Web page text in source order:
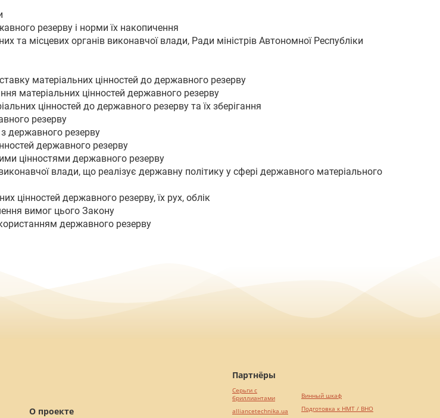
резерву і норми їх накопичення
та місцевих органів виконавчої влади, Ради міністрів Автономної Республіки
матеріальних цінностей до державного резерву
матеріальних цінностей державного резерву
цінностей до державного резерву та їх зберігання
резерву
державного резерву
державного резерву
цінностями державного резерву
влади, що реалізує державну політику у сфері державного матеріального
цінностей державного резерву, їх рух, облік
вимог цього Закону
державного резерву
О проекте
Партнёры
Серьги с
бриллиантами
alliancetechnika.ua
Винный шкаф
Подготовка к НМТ / ВНО